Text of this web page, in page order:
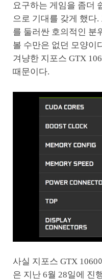
요구하는 게임을 좀더
으로 기대를 갖게 했다
를 둘러싼 호의적인 분
볼 수만은 없던 모양이
겨냥한 지포스 GTX
때문이다.
사실 지포스 GTX 1060
은 지난 6월 28일에 진